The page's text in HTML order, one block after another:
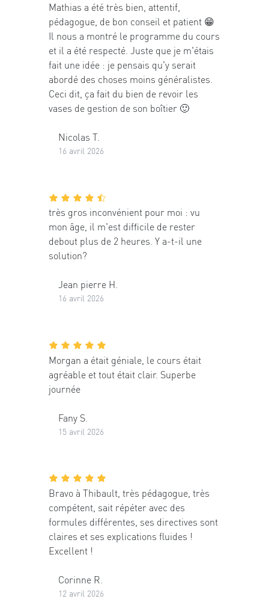
Mathias a été très bien, attentif,
pédagogue, de bon conseil et patient 😁
Il nous a montré le programme du cours
et il a été respecté. Juste que je m'étais
fait une idée : je pensais qu'y serait
abordé des choses moins généralistes.
Ceci dit, ça fait du bien de revoir les
vases de gestion de son boîtier 🙂
Nicolas T.
16 avril 2026
très gros inconvénient pour moi : vu
mon âge, il m'est difficile de rester
debout plus de 2 heures. Y a-t-il une
solution?
Jean pierre H.
16 avril 2026
Morgan a était géniale, le cours était
agréable et tout était clair. Superbe
journée
Fany S.
15 avril 2026
Bravo à Thibault, très pédagogue, très
compétent, sait répéter avec des
formules différentes, ses directives sont
claires et ses explications fluides !
Excellent !
Corinne R.
12 avril 2026